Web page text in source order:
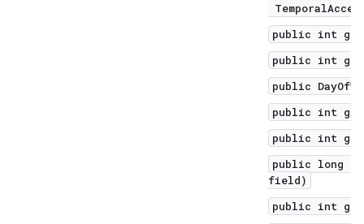
public int
public int
public
public int
public int
public long
field)
public int